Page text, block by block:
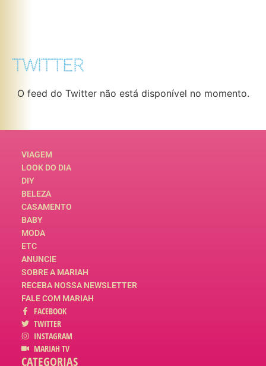
TWITTER
O feed do Twitter não está disponível no momento.
VIAGEM
LOOK DO DIA
DIY
BELEZA
CASAMENTO
BABY
MODA
ETC
ANUNCIE
SOBRE A MARIAH
RECEBA NOSSA NEWSLETTER
FALE COM MARIAH
FACEBOOK
TWITTER
INSTAGRAM
MARIAH TV
CATEGORIAS